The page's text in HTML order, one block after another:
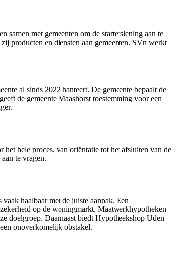
samen met gemeenten om de starterslening aan te
producten en diensten aan gemeenten. SVn werkt
al sinds 2022 hanteert. De gemeente bepaalt de
de gemeente Maashorst toestemming voor een
hele proces, van oriëntatie tot het afsluiten van de
te vragen.
haalbaar met de juiste aanpak. Een
op de woningmarkt. Maatwerkhypotheken
doelgroep. Daarnaast biedt Hypotheekshop Uden
onoverkomelijk obstakel.